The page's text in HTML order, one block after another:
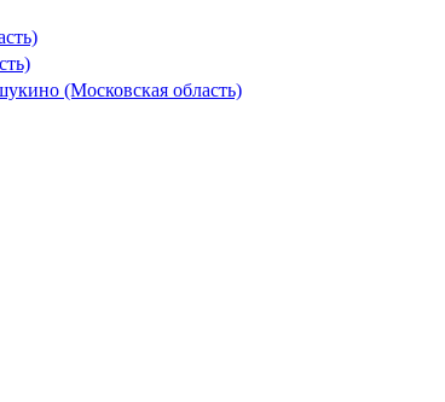
(Московская область)